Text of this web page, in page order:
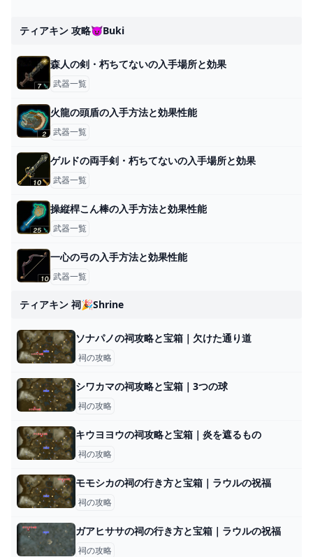
ティアキン 攻略😈buki
森人の剣・朽ちてないの入手場所と効果
武器一覧
火龍の頭盾の入手方法と効果性能
武器一覧
ゲルドの両手剣・朽ちてないの入手場所と効果
武器一覧
操縦桿こん棒の入手方法と効果性能
武器一覧
一心の弓の入手方法と効果性能
武器一覧
ティアキン 祠🎉shrine
ソナパノの祠攻略と宝箱｜欠けた通り道
祠の攻略
シワカマの祠攻略と宝箱｜3つの球
祠の攻略
キウヨヨウの祠攻略と宝箱｜炎を遮るもの
祠の攻略
モモシカの祠の行き方と宝箱｜ラウルの祝福
祠の攻略
ガアヒササの祠の行き方と宝箱｜ラウルの祝福
祠の攻略